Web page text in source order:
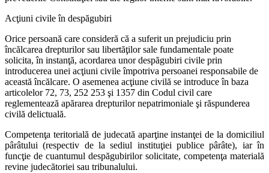
Acţiuni civile în despăgubiri
Orice persoană care consideră că a suferit un prejudiciu prin
încălcarea drepturilor sau libertăţilor sale fundamentale poate
solicita, în instanţă, acordarea unor despăgubiri civile prin
introducerea unei acţiuni civile împotriva persoanei responsabile de
această încălcare. O asemenea acţiune civilă se introduce în baza
articolelor 72, 73, 252 253 şi 1357 din Codul civil care
reglementează apărarea drepturilor nepatrimoniale şi răspunderea
civilă delictuală.
Competenţa teritorială de judecată aparţine instanţei de la domiciliul
pârâtului (respectiv de la sediul instituţiei publice pârâte), iar în
funcţie de cuantumul despăgubirilor solicitate, competenţa materială
revine judecătoriei sau tribunalului.